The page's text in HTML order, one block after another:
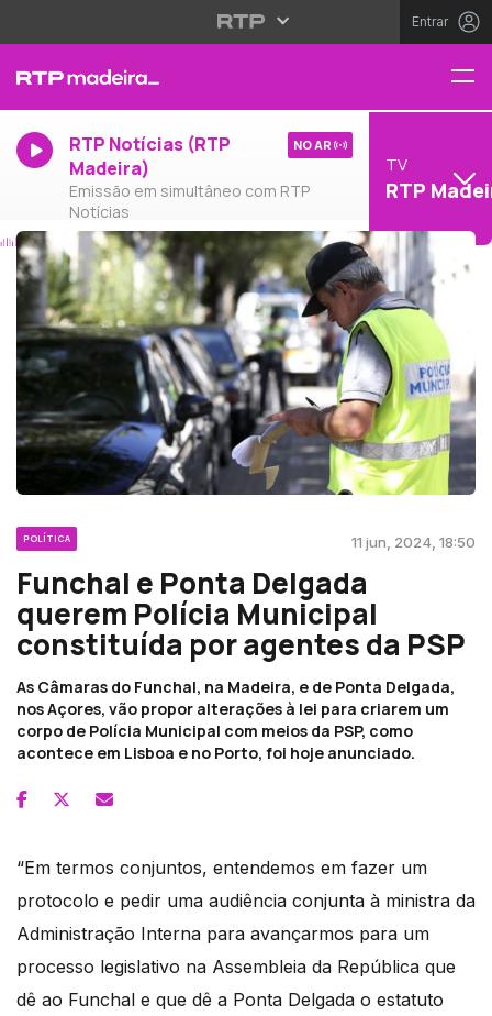
Entrar
RTP Notícias (RTP
Madeira)
Emissão em simultâneo com RTP
Notícias
NO AR
TV
RTP
POLÍTICA 11 jun, 2024, 18:50
Funchal e Ponta Delgada
querem Polícia Municipal
constituída por agentes da PSP
As Câmaras do Funchal, na Madeira, e de Ponta Delgada,
nos Açores, vão propor alterações à lei para criarem um
corpo de Polícia Municipal com meios da PSP, como
acontece em Lisboa e no Porto, foi hoje anunciado.
“Em termos conjuntos, entendemos em fazer um
protocolo e pedir uma audiência conjunta à ministra da
Administração Interna para avançarmos para um
processo legislativo na Assembleia da República que
dê ao Funchal e que dê a Ponta Delgada o estatuto